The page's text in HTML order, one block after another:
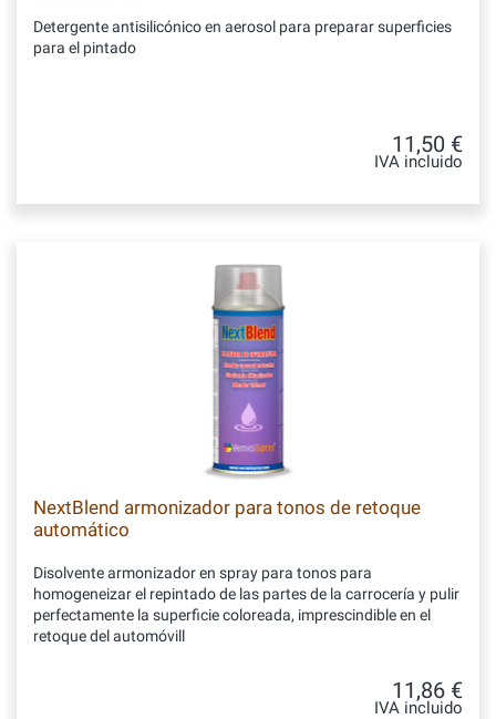
Detergente antisilicónico en aerosol para preparar superficies
para el pintado
11,50 €
IVA incluido
NextBlend armonizador para tonos de retoque
automático
Disolvente armonizador en spray para tonos para
homogeneizar el repintado de las partes de la carrocería y pulir
perfectamente la superficie coloreada, imprescindible en el
retoque del automóvill
11,86 €
IVA incluido